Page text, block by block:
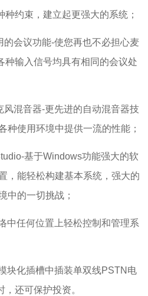
约束，建立起更强大的系统；
的会议功能-使您再也不必担心麦
种输入信号均具有相同的会议处
风混音器-更先进的自动混音器技
种使用环境中提供一流的性能；
基于Windows功能强大的软
，能轻松构建基本系统，强大的
中的一切挑战；
中任何位置上轻松控制和管理系
块化插槽中插装单双线PSTN电
还可保护投资。